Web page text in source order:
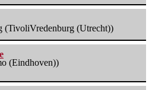
(TivoliVredenburg (Utrecht))
(Eindhoven))